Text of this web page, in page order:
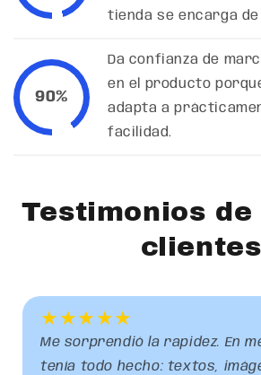
tienda se encarga de
90%
Da confianza de
en el producto
adapta a
facilidad.
Testimonios de
clientes
★★★★★
Me sorprendió la rapidez. En
tenía todo hecho: textos,